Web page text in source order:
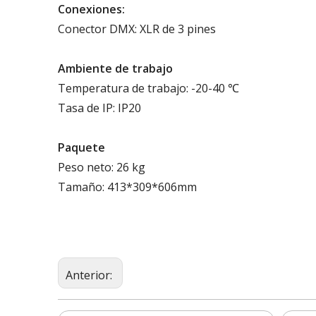
Conexiones:
Conector DMX: XLR de 3 pines
Ambiente de trabajo
Temperatura de trabajo: -20-40 ℃
Tasa de IP: IP20
Paquete
Peso neto: 26 kg
Tamaño: 413*309*606mm
Anterior: